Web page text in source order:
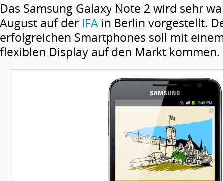
Das Samsung Galaxy Note 2 wird sehr
August auf der IFA in Berlin vorgestellt.
erfolgreichen Smartphones soll mit
flexiblen Display auf den Markt kommen.